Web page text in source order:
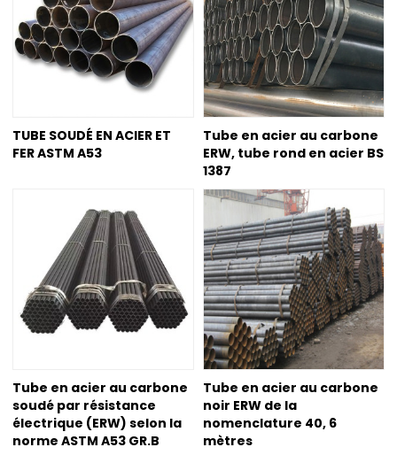
TUBE SOUDÉ EN ACIER ET
FER ASTM A53
Tube en acier au carbone
ERW, tube rond en acier BS
1387
Tube en acier au carbone
soudé par résistance
électrique (ERW) selon la
norme ASTM A53 GR.B
Tube en acier au carbone
noir ERW de la
nomenclature 40, 6
mètres